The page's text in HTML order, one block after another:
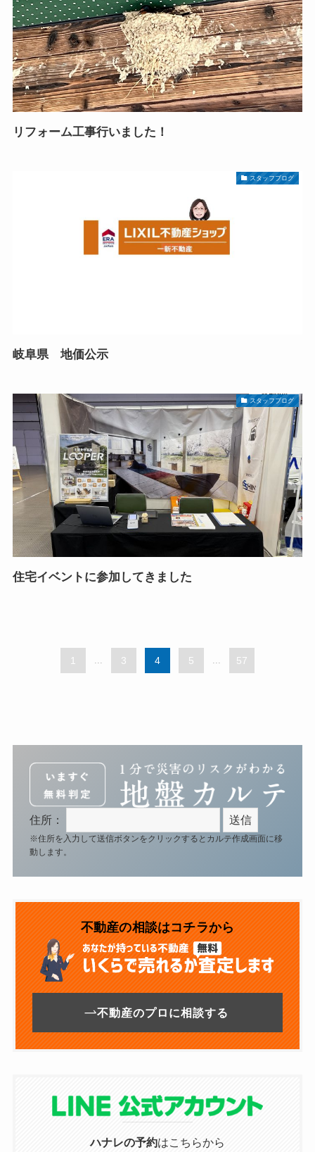
リフォーム工事行いました！
スタッフブログ
岐阜県 地価公示
スタッフブログ
住宅イベントに参加してきました
1 3 4 5 57
住所：
※住所を入力して送信ボタンをクリックするとカルテ作成画面に移
動します。
不動産の相談はコチラから
不動産のプロに相談する
ハナレの予約はこちらから